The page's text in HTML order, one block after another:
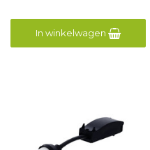
In winkelwagen